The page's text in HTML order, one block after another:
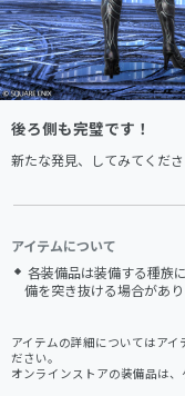
後ろ側も完璧です！
新たな発見、してみてくださ
アイテムについて
各装備品は装備する種族
備を突き抜ける場合があり
アイテムの詳細についてはアイ
ださい。
オンラインストアの装備品は